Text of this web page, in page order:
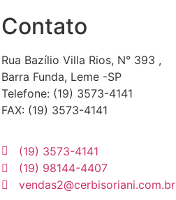
Contato
Rua Bazílio Villa Rios, N° 393 ,
Barra Funda, Leme -SP
Telefone: (19) 3573-4141
FAX: (19) 3573-4141
(19) 3573-4141
(19) 98144-4407
vendas2@cerbisoriani.com.br